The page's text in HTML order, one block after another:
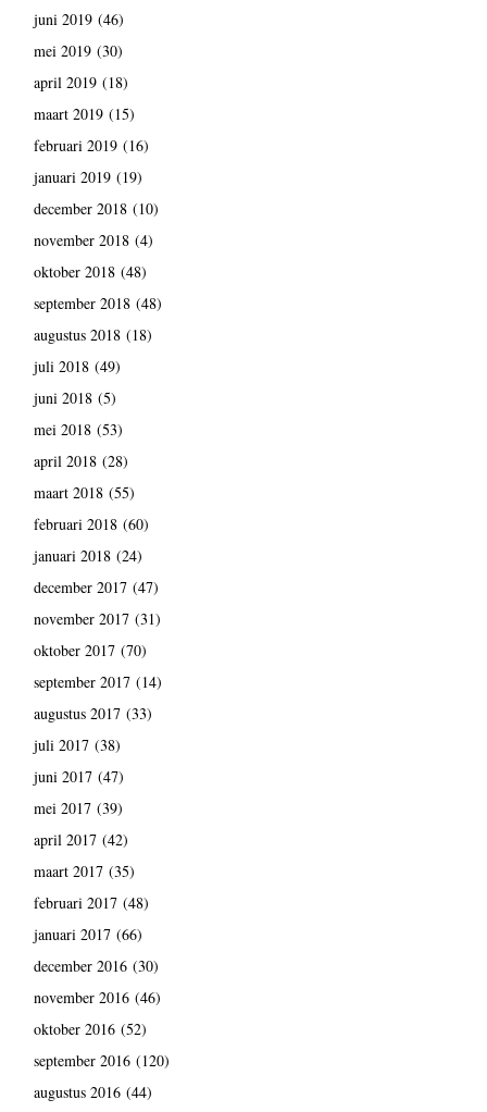
juni 2019(46)
mei 2019(30)
april 2019(18)
maart 2019(15)
februari 2019(16)
januari 2019(19)
december 2018(10)
november 2018(4)
oktober 2018(48)
september 2018(48)
augustus 2018(18)
juli 2018(49)
juni 2018(5)
mei 2018(53)
april 2018(28)
maart 2018(55)
februari 2018(60)
januari 2018(24)
december 2017(47)
november 2017(31)
oktober 2017(70)
september 2017(14)
augustus 2017(33)
juli 2017(38)
juni 2017(47)
mei 2017(39)
april 2017(42)
maart 2017(35)
februari 2017(48)
januari 2017(66)
december 2016(30)
november 2016(46)
oktober 2016(52)
september 2016(120)
augustus 2016(44)